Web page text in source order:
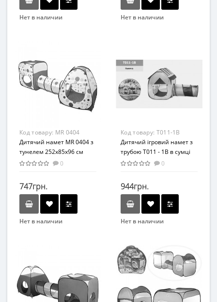
Нет в наличии
От 3-х лет
Возрастная группа
От 3 лет
Нет в наличии
Код товару: MR 0404
Дитячий намет MR 0404 з
тунелем 252х85х96 см
0
747грн.
Нет в наличии
Детская палатка
Возраст
От 2-х лет
Код товару: T011-1B
Дитячий ігровий намет з
трубою T011 - 1B в сумці
0
944грн.
Нет в наличии
Вид
Игровой центр
От 3-х лет